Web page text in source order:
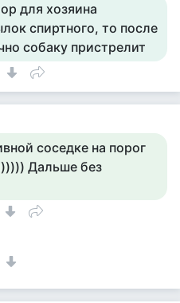
для хозяина
спиртного, то после
собаку пристрелит
соседке на порог
Дальше без